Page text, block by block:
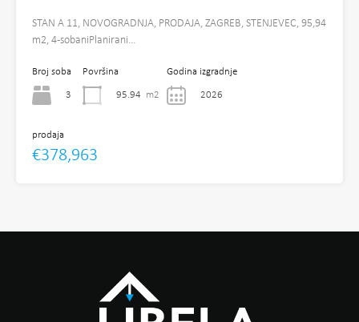
STAN A 11, NOVOGRADNJA, PRODAJA, ZAGREB, STENJEVEC, 95,94
m2, 4-sobaniPlanirani…
Broj soba
3
Površina
95.94 m2
Godina izgradnje
2026
prodaja
€378,963